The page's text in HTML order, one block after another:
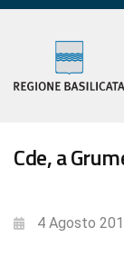
Cde, a
4 Agosto